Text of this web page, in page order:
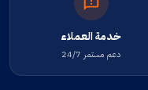
خدمة العملاء
دعم مستمر 24/7